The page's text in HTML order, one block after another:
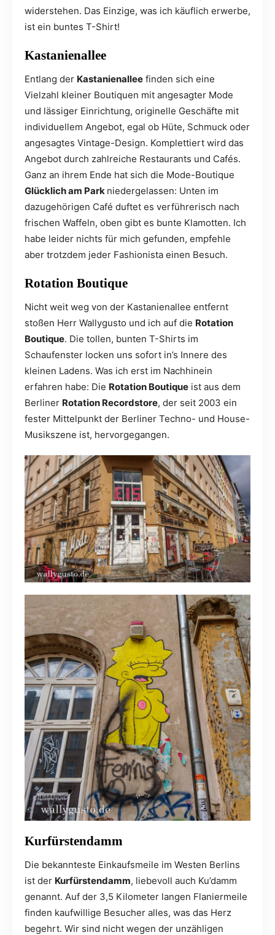
widerstehen. Das Einzige, was ich käuflich erwerbe,
ist ein buntes T-Shirt!
Kastanienallee
Entlang der Kastanienallee finden sich eine
Vielzahl kleiner Boutiquen mit angesagter Mode
und lässiger Einrichtung, originelle Geschäfte mit
individuellem Angebot, egal ob Hüte, Schmuck oder
angesagtes Vintage-Design. Komplettiert wird das
Angebot durch zahlreiche Restaurants und Cafés.
Ganz an ihrem Ende hat sich die Mode-Boutique
Glücklich am Park niedergelassen: Unten im
dazugehörigen Café duftet es verführerisch nach
frischen Waffeln, oben gibt es bunte Klamotten. Ich
habe leider nichts für mich gefunden, empfehle
aber trotzdem jeder Fashionista einen Besuch.
Rotation Boutique
Nicht weit weg von der Kastanienallee entfernt
stoßen Herr Wallygusto und ich auf die Rotation
Boutique. Die tollen, bunten T-Shirts im
Schaufenster locken uns sofort in’s Innere des
kleinen Ladens. Was ich erst im Nachhinein
erfahren habe: Die Rotation Boutique ist aus dem
Berliner Rotation Recordstore, der seit 2003 ein
fester Mittelpunkt der Berliner Techno- und House-
Musikszene ist, hervorgegangen.
Kurfürstendamm
Die bekannteste Einkaufsmeile im Westen Berlins
ist der Kurfürstendamm, liebevoll auch Ku’damm
genannt. Auf der 3,5 Kilometer langen Flaniermeile
finden kaufwillige Besucher alles, was das Herz
begehrt. Wir sind nicht wegen der unzähligen